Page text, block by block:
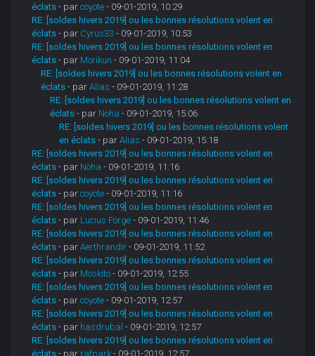
éclats - parcoyote - 09-01-2019, 10:29
RE: [soldes hivers 2019] ou les bonnes résolutions volent en
éclats - par Cyrus33 - 09-01-2019, 10:53
RE: [soldes hivers 2019] ou les bonnes résolutions volent en
éclats - par Morikun - 09-01-2019, 11:04
RE: [soldes hivers 2019] ou les bonnes résolutions volent en
éclats - parAlias - 09-01-2019, 11:28
RE: [soldes hivers 2019] ou les bonnes résolutions volent en
éclats - par Noha - 09-01-2019, 15:06
RE: [soldes hivers 2019] ou les bonnes résolutions volent
en éclats - parAlias - 09-01-2019, 15:18
RE: [soldes hivers 2019] ou les bonnes résolutions volent en
éclats - par Noha - 09-01-2019, 11:16
RE: [soldes hivers 2019] ou les bonnes résolutions volent en
éclats - parcoyote - 09-01-2019, 11:16
RE: [soldes hivers 2019] ou les bonnes résolutions volent en
éclats - par Lucius Forge - 09-01-2019, 11:46
RE: [soldes hivers 2019] ou les bonnes résolutions volent en
éclats - parAerthrandir - 09-01-2019, 11:52
RE: [soldes hivers 2019] ou les bonnes résolutions volent en
éclats - par Moskito - 09-01-2019, 12:55
RE: [soldes hivers 2019] ou les bonnes résolutions volent en
éclats - parcoyote - 09-01-2019, 12:57
RE: [soldes hivers 2019] ou les bonnes résolutions volent en
éclats - par hasdrubal - 09-01-2019, 12:57
RE: [soldes hivers 2019] ou les bonnes résolutions volent en
éclats - par rafpark - 09-01-2019, 12:57